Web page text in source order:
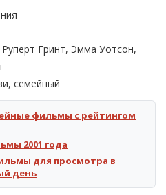
Гринт, Эмма Уотсон,
семейный
фильмы с рейтингом
2001 года
для просмотра в
день